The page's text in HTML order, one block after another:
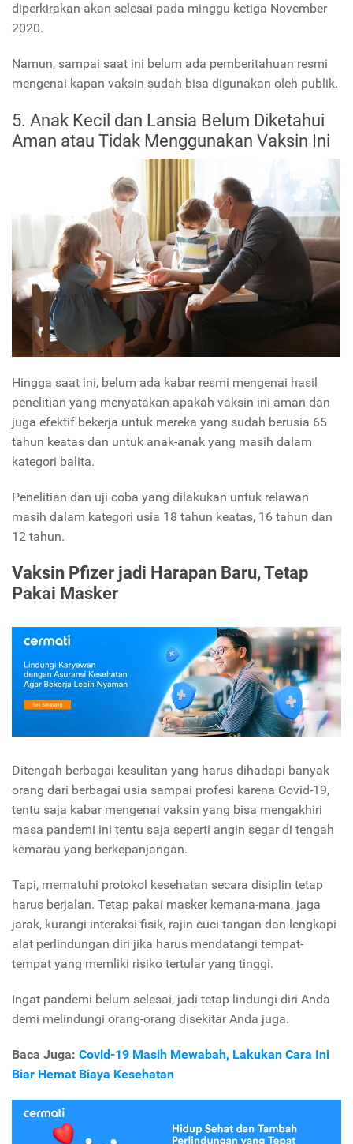
diperkirakan akan selesai pada minggu ketiga November
2020.
Namun, sampai saat ini belum ada pemberitahuan resmi
mengenai kapan vaksin sudah bisa digunakan oleh publik.
5. Anak Kecil dan Lansia Belum Diketahui
Aman atau Tidak Menggunakan Vaksin Ini
Hingga saat ini, belum ada kabar resmi mengenai hasil
penelitian yang menyatakan apakah vaksin ini aman dan
juga efektif bekerja untuk mereka yang sudah berusia 65
tahun keatas dan untuk anak-anak yang masih dalam
kategori balita.
Penelitian dan uji coba yang dilakukan untuk relawan
masih dalam kategori usia 18 tahun keatas, 16 tahun dan
12 tahun.
Vaksin Pfizer jadi Harapan Baru, Tetap
Pakai Masker
Ditengah berbagai kesulitan yang harus dihadapi banyak
orang dari berbagai usia sampai profesi karena Covid-19,
tentu saja kabar mengenai vaksin yang bisa mengakhiri
masa pandemi ini tentu saja seperti angin segar di tengah
kemarau yang berkepanjangan.
Tapi, mematuhi protokol kesehatan secara disiplin tetap
harus berjalan. Tetap pakai masker kemana-mana, jaga
jarak, kurangi interaksi fisik, rajin cuci tangan dan lengkapi
alat perlindungan diri jika harus mendatangi tempat-
tempat yang memliki risiko tertular yang tinggi.
Ingat pandemi belum selesai, jadi tetap lindungi diri Anda
demi melindungi orang-orang disekitar Anda juga.
Baca Juga: Covid-19 Masih Mewabah, Lakukan Cara Ini
Biar Hemat Biaya Kesehatan